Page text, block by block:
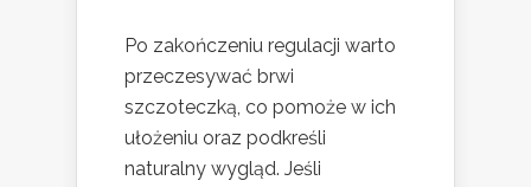
Po zakończeniu regulacji warto
przeczesywać brwi
szczoteczką, co pomoże w ich
ułożeniu oraz podkreśli
naturalny wygląd. Jeśli